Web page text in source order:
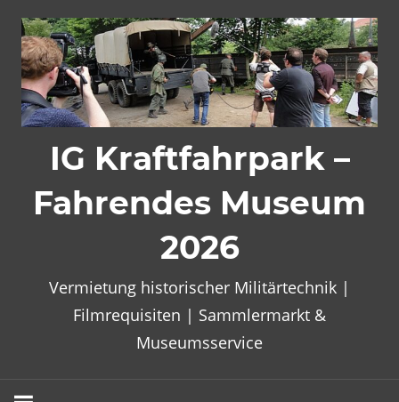
Inhalt
springen
IG Kraftfahrpark –
Fahrendes Museum
2026
Vermietung historischer Militärtechnik |
Filmrequisiten | Sammlermarkt &
Museumsservice